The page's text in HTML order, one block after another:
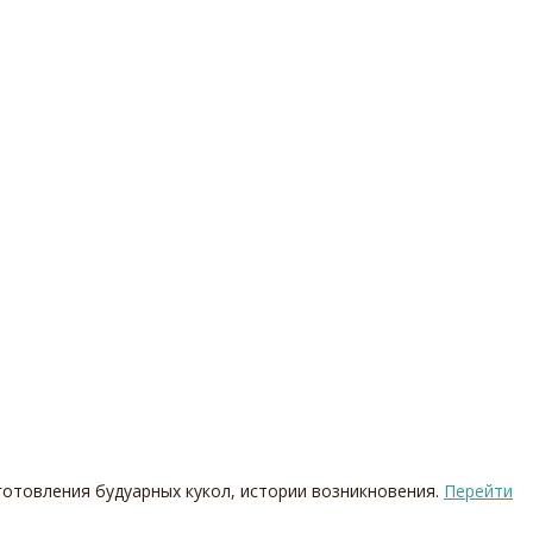
будуарных кукол, истории возникновения. Перейти